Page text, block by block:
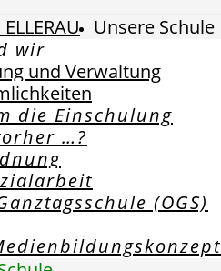
Unsere Schule
wir
und Verwaltung
die Einschulung
…?
(OGS)